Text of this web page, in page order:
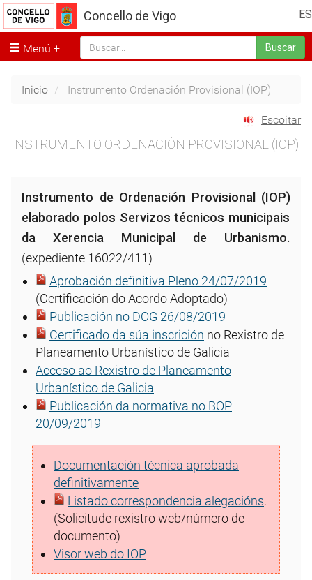
ES
Concello de Vigo
Menú Buscar
Inicio Instrumento Ordenación Provisional (IOP)
Escoitar
INSTRUMENTO ORDENACIÓN PROVISIONAL (IOP)
Instrumento de Ordenación Provisional (IOP)
elaborado polos Servizos técnicos municipais
da Xerencia Municipal de Urbanismo.
(expediente 16022/411)
Aprobación definitiva Pleno 24/07/2019
(Certificación do Acordo Adoptado)
Publicación no DOG 26/08/2019
Certificado da súa inscrición no Rexistro de
Planeamento Urbanístico de Galicia
Acceso ao Rexistro de Planeamento
Urbanístico de Galicia
Publicación da normativa no BOP
20/09/2019
Documentación técnica aprobada
definitivamente
Listado correspondencia alegacións.
(Solicitude rexistro web/número de
documento)
Visor web do IOP